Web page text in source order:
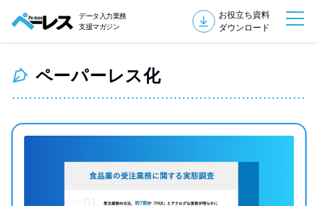
データ入力業務
支援マガジン
お役立ち資料
ダウンロード
ペーパーレス化